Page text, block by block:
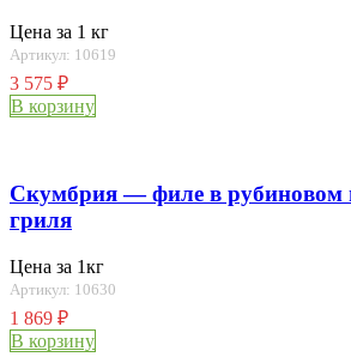
Цена за 1 кг
Артикул: 10619
3 575 ₽
В корзину
Скумбрия — филе в рубиновом
гриля
Цена за 1кг
Артикул: 10630
1 869 ₽
В корзину